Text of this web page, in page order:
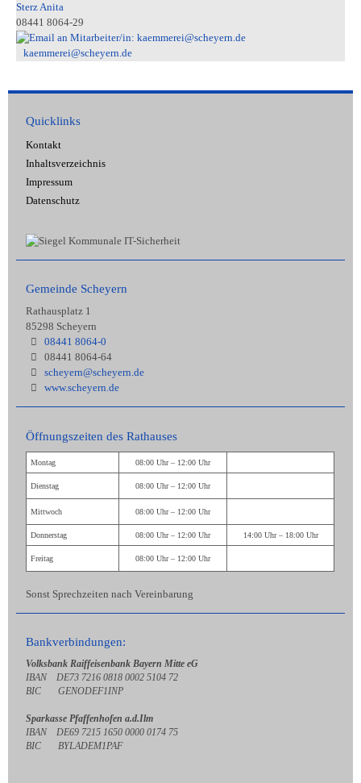
Sterz Anita
08441 8064-29
kaemmerei@scheyern.de
Quicklinks
Kontakt
Inhaltsverzeichnis
Impressum
Datenschutz
Gemeinde Scheyern
Rathausplatz 1
85298 Scheyern
08441 8064-0
08441 8064-64
scheyern@scheyern.de
www.scheyern.de
Öffnungszeiten des Rathauses
Montag 08:00 Uhr – 12:00 Uhr
Dienstag 08:00 Uhr – 12:00 Uhr
Mittwoch 08:00 Uhr – 12:00 Uhr
Donnerstag 08:00 Uhr – 12:00 Uhr 14:00 Uhr – 18:00 Uhr
Freitag 08:00 Uhr – 12:00 Uhr
Sonst Sprechzeiten nach Vereinbarung
Bankverbindungen:
Volksbank Raiffeisenbank Bayern Mitte eG
IBAN DE73 7216 0818 0002 5104 72
BIC GENODEF1INP
Sparkasse Pfaffenhofen a.d.Ilm
IBAN DE69 7215 1650 0000 0174 75
BIC BYLADEM1PAF